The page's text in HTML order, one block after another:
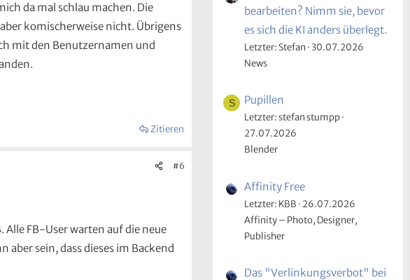
da mal schlau machen. Die
komischerweise nicht. Übrigens
mit den Benutzernamen und
Zitieren
#6
Alle FB-User warten auf die neue
aber sein, dass dieses im Backend
bearbeiten? Nimm sie, bevor
es sich die KI anders überlegt.
Letzter: Stefan 30.07.2026
News
S Pupillen
Letzter: stefan stumpp
27.07.2026
Blender
Affinity Free
Letzter: KBB 26.07.2026
Affinity – Photo, Designer,
Publisher
Das "Verlinkungsverbot" bei